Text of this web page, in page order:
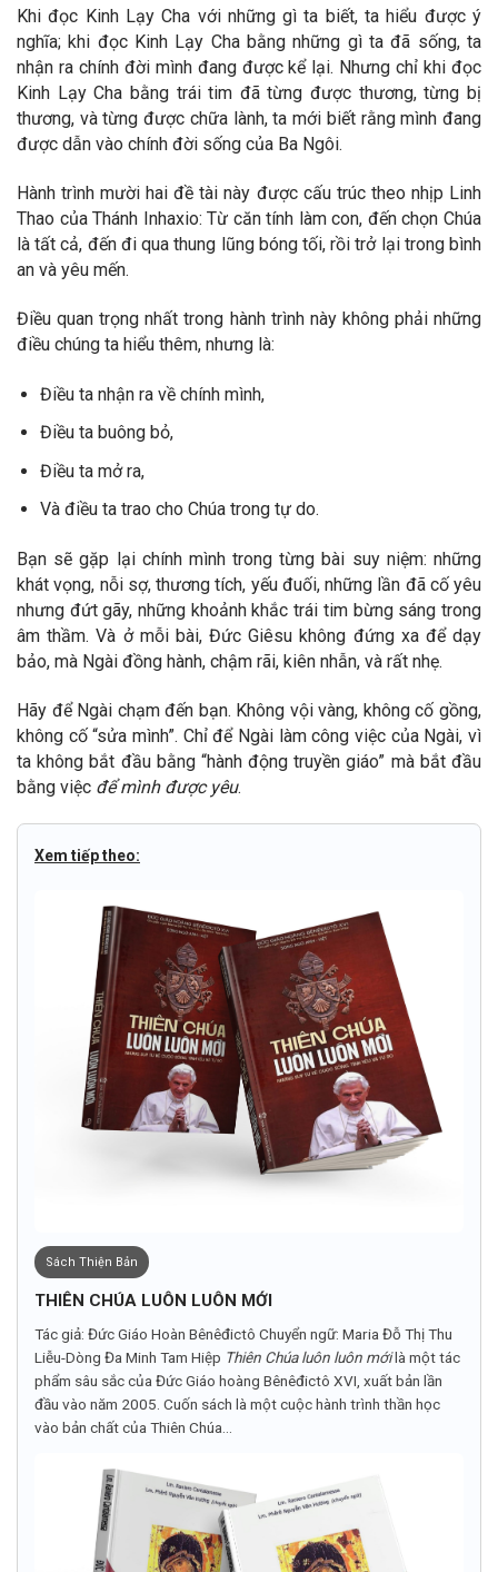
Khi đọc Kinh Lạy Cha với những gì ta biết, ta hiểu được ý
nghĩa; khi đọc Kinh Lạy Cha bằng những gì ta đã sống, ta
nhận ra chính đời mình đang được kể lại. Nhưng chỉ khi đọc
Kinh Lạy Cha bằng trái tim đã từng được thương, từng bị
thương, và từng được chữa lành, ta mới biết rằng mình đang
được dẫn vào chính đời sống của Ba Ngôi.
Hành trình mười hai đề tài này được cấu trúc theo nhịp Linh
Thao của Thánh Inhaxio: Từ căn tính làm con, đến chọn Chúa
là tất cả, đến đi qua thung lũng bóng tối, rồi trở lại trong bình
an và yêu mến.
Điều quan trọng nhất trong hành trình này không phải những
điều chúng ta hiểu thêm, nhưng là:
Điều ta nhận ra về chính mình,
Điều ta buông bỏ,
Điều ta mở ra,
Và điều ta trao cho Chúa trong tự do.
Bạn sẽ gặp lại chính mình trong từng bài suy niệm: những
khát vọng, nỗi sợ, thương tích, yếu đuối, những lần đã cố yêu
nhưng đứt gãy, những khoảnh khắc trái tim bừng sáng trong
âm thầm. Và ở mỗi bài, Đức Giêsu không đứng xa để dạy
bảo, mà Ngài đồng hành, chậm rãi, kiên nhẫn, và rất nhẹ.
Hãy để Ngài chạm đến bạn. Không vội vàng, không cố gồng,
không cố “sửa mình”. Chỉ để Ngài làm công việc của Ngài, vì
ta không bắt đầu bằng “hành động truyền giáo” mà bắt đầu
bằng việc để mình được yêu.
Xem tiếp theo:
Sách Thiện Bản
THIÊN CHÚA LUÔN LUÔN MỚI
Tác giả: Đức Giáo Hoàn Bênêđictô Chuyển ngữ: Maria Đỗ Thị Thu
Liễu-Dòng Đa Minh Tam Hiệp Thiên Chúa luôn luôn mớilà một tác
phẩm sâu sắc của Đức Giáo hoàng Bênêđictô XVI, xuất bản lần
đầu vào năm 2005. Cuốn sách là một cuộc hành trình thần học
vào bản chất của Thiên Chúa...